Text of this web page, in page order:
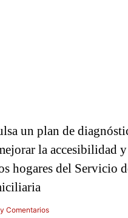
un plan de
la accesibilidad y
hogares del Servicio
Comentarios